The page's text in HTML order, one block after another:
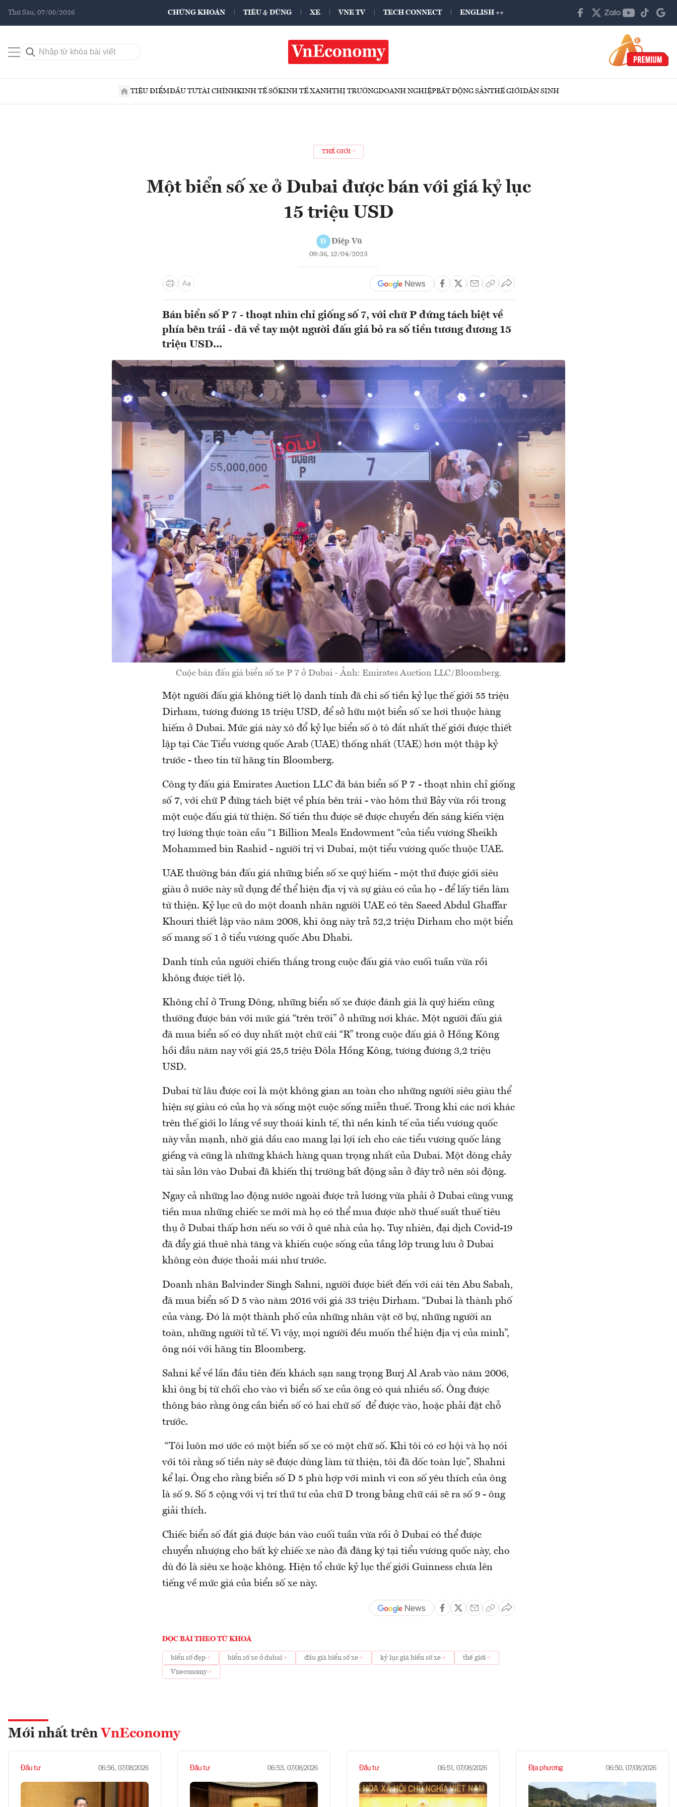
Thứ Sáu, 07/08/2026 CHỨNG KHOÁN TIÊU & DÙNG XE VNE TV TECH CONNECT ENGLISH ++
TIÊU ĐIỂMĐẦU TƯTÀI CHÍNHKINH TẾ SỐKINH TẾ XANHTHỊ TRƯỜNGDOANH NGHIỆPBẤT ĐỘNG SẢNTHẾ GIỚIDÂN SINH
THẾ GIỚI
Một biển số xe ở Dubai được bán với giá kỷ lục
15 triệu USD
Đ Điệp Vũ
09:36, 12/04/2023
Bán biển số P 7 - thoạt nhìn chỉ giống số 7, với chữ P đứng tách biệt về
phía bên trái - đã về tay một người đấu giá bỏ ra số tiền tương đương 15
triệu USD...
Cuộc bán đấu giá biển số xe P 7 ở Dubai - Ảnh: Emirates Auction LLC/Bloomberg.
Một người đấu giá không tiết lộ danh tính đã chi số tiền kỷ lục thế giới 55 triệu
Dirham, tương đương 15 triệu USD, để sở hữu một biển số xe hơi thuộc hàng
hiếm ở Dubai. Mức giá này xô đổ kỷ lục biển số ô tô đắt nhất thế giới được thiết
lập tại Các Tiểu vương quốc Arab (UAE) thống nhất (UAE) hơn một thập kỷ
trước - theo tin từ hãng tin Bloomberg.
Công ty đấu giá Emirates Auction LLC đã bán biển số P 7 - thoạt nhìn chỉ giống
số 7, với chữ P đứng tách biệt về phía bên trái - vào hôm thứ Bảy vừa rồi trong
một cuộc đấu giá từ thiện. Số tiền thu được sẽ được chuyển đến sáng kiến ​​viện
trợ lương thực toàn cầu “1 Billion Meals Endowment “của tiểu vương Sheikh
Mohammed bin Rashid - người trị vì Dubai, một tiểu vương quốc thuộc UAE.
UAE thường bán đấu giá những biển số xe quý hiếm - một thứ được giới siêu
giàu ở nước này sử dụng để thể hiện địa vị và sự giàu có của họ - để lấy tiền làm
từ thiện. Kỷ lục cũ do một doanh nhân người UAE có tên Saeed Abdul Ghaffar
Khouri thiết lập vào năm 2008, khi ông này trả 52,2 triệu Dirham cho một biển
số mang số 1 ở tiểu vương quốc Abu Dhabi.
Danh tính của người chiến thắng trong cuộc đấu giá vào cuối tuần vừa rồi
không được tiết lộ.
Không chỉ ở Trung Đông, những biển số xe được đánh giá là quý hiếm cũng
thường được bán với mức giá “trên trời” ở những nơi khác. Một người đấu giá
đã mua biển số có duy nhất một chữ cái “R” trong cuộc đấu giá ở Hồng Kông
hồi đầu năm nay với giá 25,5 triệu Đôla Hồng Kông, tương đương 3,2 triệu
USD.
Dubai từ lâu được coi là một không gian an toàn cho những người siêu giàu thể
hiện sự giàu có của họ và sống một cuộc sống miễn thuế. Trong khi các nơi khác
trên thế giới lo lắng về suy thoái kinh tế, thì nền kinh tế của tiểu vương quốc
này vẫn mạnh, nhờ giá dầu cao mang lại lợi ích cho các tiểu vương quốc láng
giềng và cũng là những khách hàng quan trọng nhất của Dubai. Một dòng chảy
tài sản lớn vào Dubai đã khiến thị trường bất động sản ở đây trở nên sôi động.
Ngay cả những lao động nước ngoài được trả lương vừa phải ở Dubai cũng vung
tiền mua những chiếc xe mới mà họ có thể mua được nhờ thuế suất thuế tiêu
thụ ở Dubai thấp hơn nếu so với ở quê nhà của họ. Tuy nhiên, đại dịch Covid-19
đã đẩy giá thuê nhà tăng và khiến cuộc sống của tầng lớp trung lưu ở Dubai
không còn được thoải mái như trước.
Doanh nhân Balvinder Singh Sahni, người được biết đến với cái tên Abu Sabah,
đã mua biển số D 5 vào năm 2016 với giá 33 triệu Dirham. “Dubai là thành phố
của vàng. Đó là một thành phố của những nhân vật cỡ bự, những người an
toàn, những người tử tế. Vì vậy, mọi người đều muốn thể hiện địa vị của mình”,
ông nói với hãng tin Bloomberg.
Sahni kể về lần đầu tiên đến khách sạn sang trọng Burj Al Arab vào năm 2006,
khi ông bị từ chối cho vào vì biển số xe của ông có quá nhiều số. Ông được
thông báo rằng ông cần biển số có hai chữ số để được vào, hoặc phải đặt chỗ
trước.
“Tôi luôn mơ ước có một biển số xe có một chữ số. Khi tôi có cơ hội và họ nói
với tôi rằng số tiền này sẽ được dùng làm từ thiện, tôi đã dốc toàn lực”, Shahni
kể lại. Ông cho rằng biển số D 5 phù hợp với mình vì con số yêu thích của ông
là số 9. Số 5 cộng với vị trí thứ tư của chữ D trong bảng chữ cái sẽ ra số 9 - ông
giải thích.
Chiếc biển số đắt giá được bán vào cuối tuần vừa rồi ở Dubai có thể được
chuyển nhượng cho bất kỳ chiếc xe nào đã đăng ký tại tiểu vương quốc này, cho
dù đó là siêu xe hoặc không. Hiện tổ chức kỷ lục thế giới Guinness chưa lên
tiếng về mức giá của biển số xe này.
ĐỌC BÀI THEO TỪ KHOÁ
biển số đẹp biển số xe ở dubai đấu giá biển số xe kỷ lục giá biển số xe
thế giới
Vneconomy
Mới nhất trên VnEconomy
Đầu tư 06:56, 07/08/2026 Đầu tư 06:53, 07/08/2026 Đầu tư 06:51, 07/08/2026 Địa phương 06:50, 07/08/2026